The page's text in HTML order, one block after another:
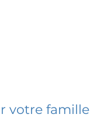
votre famille